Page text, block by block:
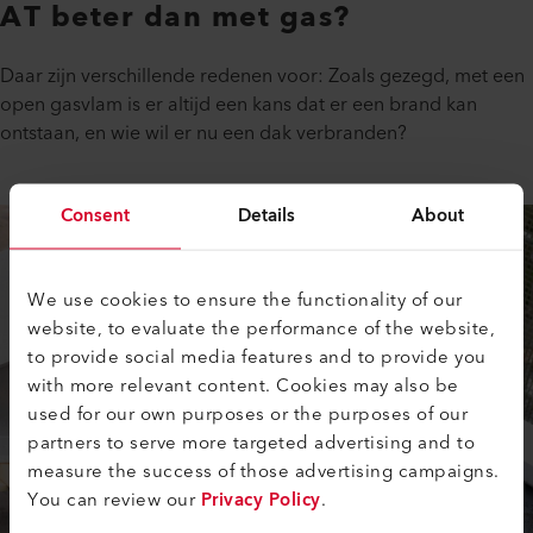
Consent Details About
We use cookies to ensure the functionality of our
website, to evaluate the performance of the website,
to provide social media features and to provide you
with more relevant content. Cookies may also be
used for our own purposes or the purposes of our
partners to serve more targeted advertising and to
measure the success of those advertising campaigns.
You can review ourPrivacy Policy.
AT beter dan met gas?
Daar zijn verschillende redenen voor: Zoals gezegd, met een
open gasvlam is er altijd een kans dat er een brand kan
ontstaan, en wie wil er nu een dak verbranden?